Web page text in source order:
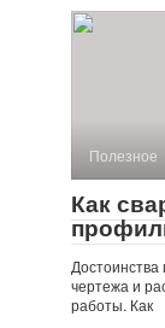
Полезное
Как
чертежа и
работы. Как